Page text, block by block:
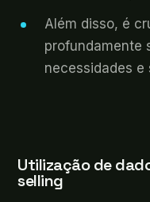
Além disso, é
profundamente
necessidades e
Utilização de
selling